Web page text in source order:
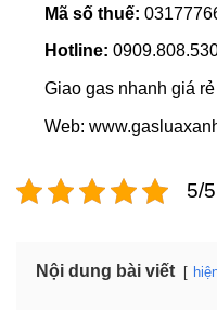
Mã số thuế:
Hotline:
Giao gas nhanh giá
Web:
5/
Nội dung bài viết